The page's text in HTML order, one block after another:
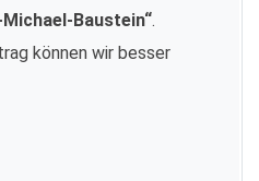
Baustein“.
können wir besser